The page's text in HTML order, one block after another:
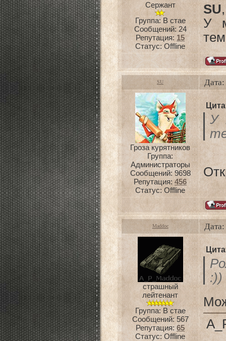
Сержант
Группа: В стае
Сообщений: 24
Репутация: 15
Статус: Offline
SU
У
SU
Гроза курятников
Группа:
Администраторы
Сообщений:9698
Репутация:456
Статус: Offline
У
Maddoc
страшный
лейтенант
Группа: В стае
Сообщений: 567
Репутация: 65
Статус: Offline
:))